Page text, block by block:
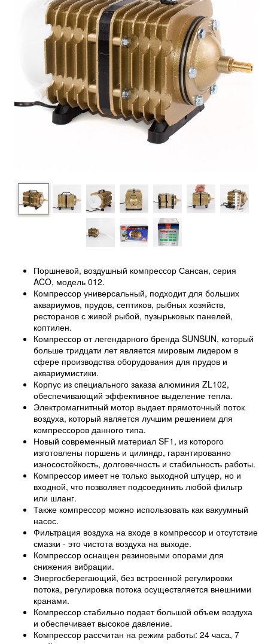
Поршневой, воздушный компрессор Сансан, серия
ACO, модель 012.
Компрессор универсальный, подходит для больших
аквариумов, прудов, септиков, рыбных хозяйств,
ресторанов с живой рыбой, пузырьковых панелей,
коптилен.
Компрессор от легендарного бренда SUNSUN, который
больше тридцати лет является мировым лидером в
сфере производства оборудования для прудов и
аквариумистики.
Корпус из специального заказа алюминия ZL102,
обеспечивающий эффективное выделение тепла.
Электромагнитный мотор выдает прямоточный поток
воздуха, который является лучшим решением для
компрессоров данного типа.
Новый современный материал SF1, из которого
изготовлены поршень и цилиндр, гарантированно
износостойкость, долговечность и стабильность работы.
Компрессор имеет не только выходной штуцер, но и
входной, что позволяет подсоединить любой фильтр
или шланг.
Также компрессор можно использовать как вакуумный
насос.
Фильтрация воздуха на входе в компрессор и отсутствие
смазки - это чистота воздуха на выходе.
Компрессор оснащен резиновыми опорами для
снижения вибрации.
Энергосберегающий, без встроенной регулировки
потока, регулировка потока осуществляется внешними
кранами.
Компрессор стабильно подает большой объем воздуха
и обеспечивает высокое давление.
Компрессор рассчитан на режим работы: 24 часа, 7